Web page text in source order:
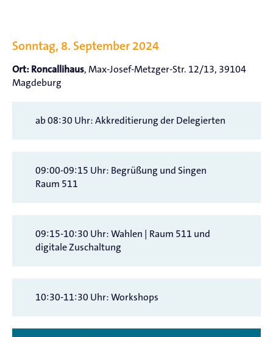
Sonntag, 8. September 2024
Ort: Roncallihaus, Max-Josef-Metzger-Str. 12/13, 39104
Magdeburg
ab 08:30 Uhr: Akkreditierung der Delegierten
09:00-09:15 Uhr: Begrüßung und Singen
Raum 511
09:15-10:30 Uhr: Wahlen | Raum 511 und
digitale Zuschaltung
10:30-11:30 Uhr: Workshops